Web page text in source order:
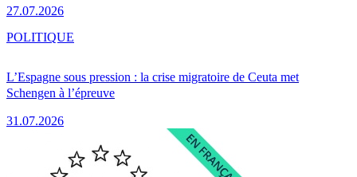
27.07.2026
L’Espagne sous pression : la crise migratoire de Ceuta met
Schengen à l’épreuve
31.07.2026
POLITIQUE